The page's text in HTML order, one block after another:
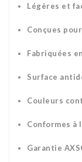
Légères et
Conçues
Fabriquées
Surface
Couleurs
Conformes à
Garantie